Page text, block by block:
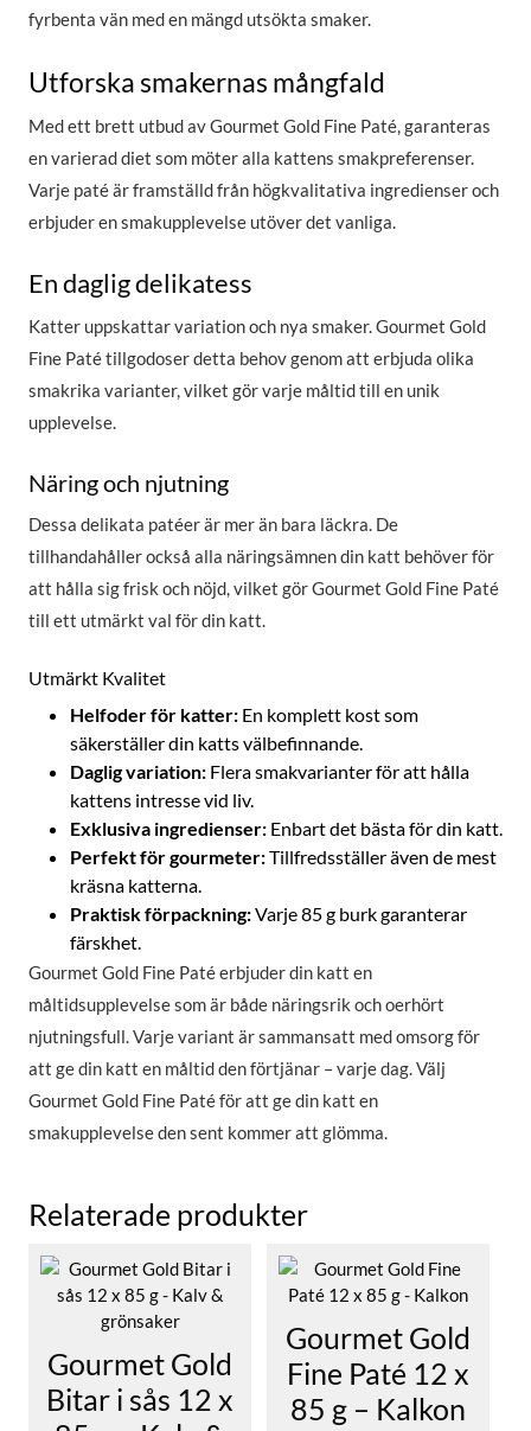
fyrbenta vän med en mängd utsökta smaker.
Utforska smakernas mångfald
Med ett brett utbud av Gourmet Gold Fine Paté, garanteras
en varierad diet som möter alla kattens smakpreferenser.
Varje paté är framställd från högkvalitativa ingredienser och
erbjuder en smakupplevelse utöver det vanliga.
En daglig delikatess
Katter uppskattar variation och nya smaker. Gourmet Gold
Fine Paté tillgodoser detta behov genom att erbjuda olika
smakrika varianter, vilket gör varje måltid till en unik
upplevelse.
Näring och njutning
Dessa delikata patéer är mer än bara läckra. De
tillhandahåller också alla näringsämnen din katt behöver för
att hålla sig frisk och nöjd, vilket gör Gourmet Gold Fine Paté
till ett utmärkt val för din katt.
Utmärkt Kvalitet
Helfoder för katter: En komplett kost som
säkerställer din katts välbefinnande.
Daglig variation: Flera smakvarianter för att hålla
kattens intresse vid liv.
Exklusiva ingredienser: Enbart det bästa för din katt.
Perfekt för gourmeter:Tillfredsställer även de mest
kräsna katterna.
Praktisk förpackning:Varje 85 g burk garanterar
färskhet.
Gourmet Gold Fine Paté erbjuder din katt en
måltidsupplevelse som är både näringsrik och oerhört
njutningsfull. Varje variant är sammansatt med omsorg för
att ge din katt en måltid den förtjänar – varje dag. Välj
Gourmet Gold Fine Paté för att ge din katt en
smakupplevelse den sent kommer att glömma.
Relaterade produkter
Gourmet Gold
Bitar i sås 12 x
Gourmet Gold
Fine Paté 12 x
85 g – Kalkon